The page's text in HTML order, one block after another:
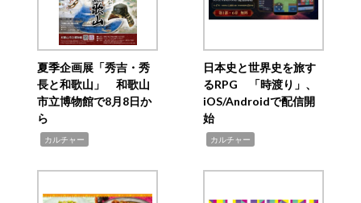
夏季企画展「秀吉・秀
長と和歌山」 和歌山
市立博物館で8月8日か
ら
カルチャー
日本史と世界史を旅す
るRPG 「時渡り」、
iOS/Androidで配信開
始
カルチャー